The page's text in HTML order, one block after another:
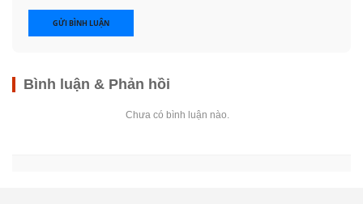
GỬI BÌNH LUẬN
Bình luận & Phản hồi
Chưa có bình luận nào.